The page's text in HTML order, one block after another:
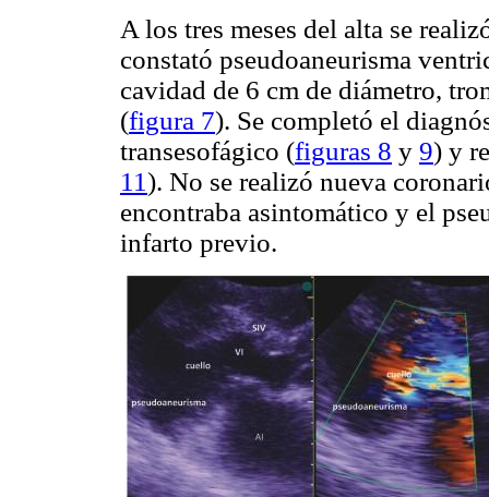
A los tres meses del alta se
constató pseudoaneurisma
cavidad de 6 cm de diámetro,
(figura 7). Se completó el
transesofágico (figuras 8 y 9) y
11). No se realizó nueva
encontraba asintomático y el
infarto previo.